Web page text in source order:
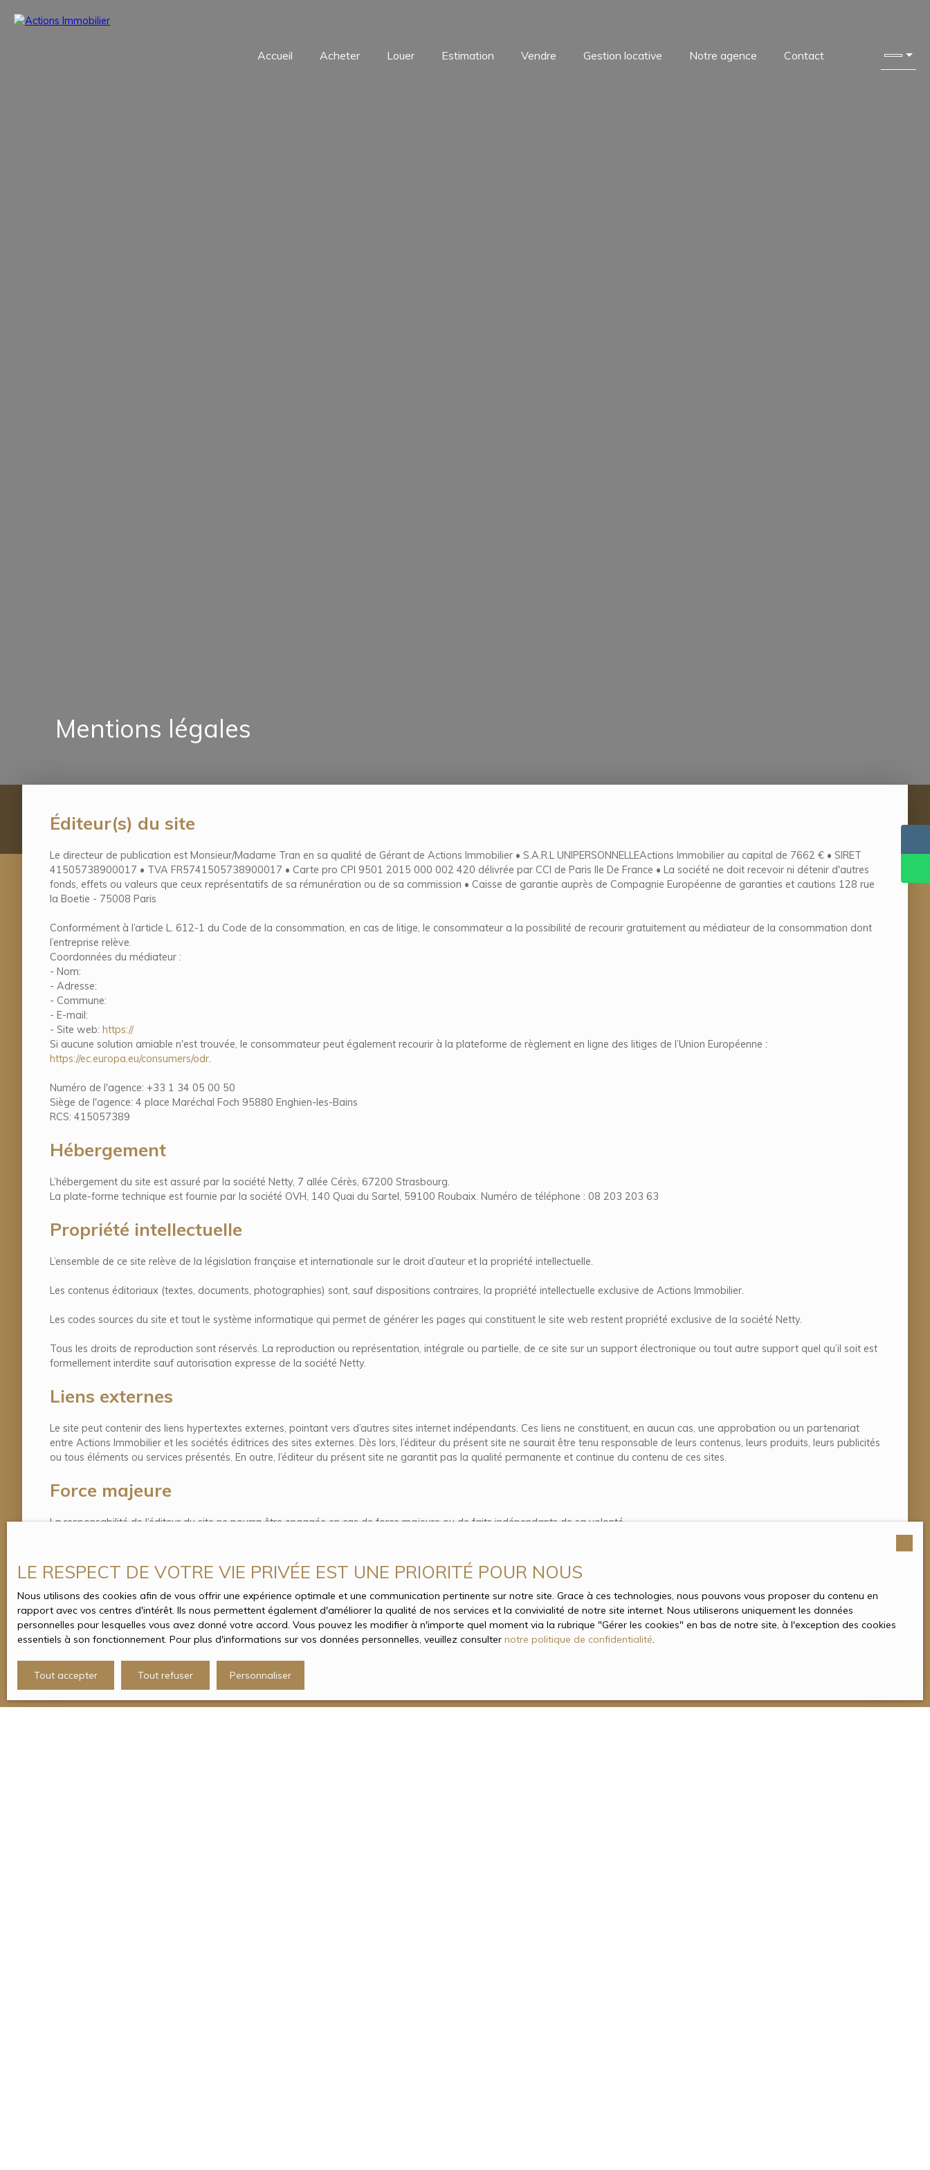
Accueil Acheter Louer Estimation Vendre Gestion locative Notre agence Contact
Mentions légales
Éditeur(s) du site
Le directeur de publication est Monsieur/Madame Tran en sa qualité de Gérant de Actions Immobilier • S.A.R.L UNIPERSONNELLEActions Immobilier au capital de 7662 € • SIRET
41505738900017 • TVA FR5741505738900017 • Carte pro CPI 9501 2015 000 002 420 délivrée par CCI de Paris Ile De France • La société ne doit recevoir ni détenir d'autres
fonds, effets ou valeurs que ceux représentatifs de sa rémunération ou de sa commission • Caisse de garantie auprès de Compagnie Européenne de garanties et cautions 128 rue
la Boetie - 75008 Paris
Conformément à l’article L. 612-1 du Code de la consommation, en cas de litige, le consommateur a la possibilité de recourir gratuitement au médiateur de la consommation dont
l’entreprise relève.
Coordonnées du médiateur :
- Nom:
- Adresse:
- Commune:
- E-mail:
- Site web: https://
Si aucune solution amiable n'est trouvée, le consommateur peut également recourir à la plateforme de règlement en ligne des litiges de l’Union Européenne :
https://ec.europa.eu/consumers/odr
Numéro de l'agence: +33 1 34 05 00 50
Siège de l'agence: 4 place Maréchal Foch 95880 Enghien-les-Bains
RCS: 415057389
Hébergement
L’hébergement du site est assuré par la société Netty, 7 allée Cérès, 67200 Strasbourg.
La plate-forme technique est fournie par la société OVH, 140 Quai du Sartel, 59100 Roubaix. Numéro de téléphone : 08 203 203 63
Propriété intellectuelle
L’ensemble de ce site relève de la législation française et internationale sur le droit d’auteur et la propriété intellectuelle.
Les contenus éditoriaux (textes, documents, photographies) sont, sauf dispositions contraires, la propriété intellectuelle exclusive de Actions Immobilier.
Les codes sources du site et tout le système informatique qui permet de générer les pages qui constituent le site web restent propriété exclusive de la société Netty.
Tous les droits de reproduction sont réservés. La reproduction ou représentation, intégrale ou partielle, de ce site sur un support électronique ou tout autre support quel qu’il soit est
formellement interdite sauf autorisation expresse de la société Netty.
Liens externes
Le site peut contenir des liens hypertextes externes, pointant vers d’autres sites internet indépendants. Ces liens ne constituent, en aucun cas, une approbation ou un partenariat
entre Actions Immobilier et les sociétés éditrices des sites externes. Dès lors, l’éditeur du présent site ne saurait être tenu responsable de leurs contenus, leurs produits, leurs publicités
ou tous éléments ou services présentés. En outre, l’éditeur du présent site ne garantit pas la qualité permanente et continue du contenu de ces sites.
Force majeure
La responsabilité de l’éditeur du site ne pourra être engagée en cas de force majeure ou de faits indépendants de sa volonté.
Loi applicable
LE RESPECT DE VOTRE VIE PRIVÉE EST UNE PRIORITÉ POUR NOUS
Nous utilisons des cookies afin de vous offrir une expérience optimale et une communication pertinente sur notre site. Grace à ces technologies, nous pouvons vous proposer du contenu en
rapport avec vos centres d'intérêt. Ils nous permettent également d'améliorer la qualité de nos services et la convivialité de notre site internet. Nous utiliserons uniquement les données
personnelles pour lesquelles vous avez donné votre accord. Vous pouvez les modifier à n'importe quel moment via la rubrique ″Gérer les cookies″ en bas de notre site, à l'exception des cookies
essentiels à son fonctionnement. Pour plus d'informations sur vos données personnelles, veuillez consulter notre politique de confidentialité.
Tout accepter Tout refuser Personnaliser